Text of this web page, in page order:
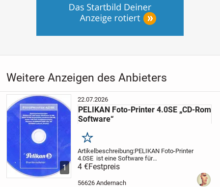
Weitere Anzeigen des Anbieters
1
22.07.2026
PELIKAN Foto-Printer 4.0SE „CD-Rom
Software“
Merken
Artikelbeschreibung:PELIKAN Foto-Printer
4.0SE ist eine Software für
Druckerzubehör
PC oder besser Mindestens 32MB, besser
64MB Hauptspeicher,
4 €Festpreis
56626 Andernach